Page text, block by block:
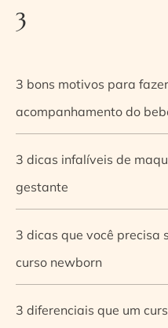
3
3 bons motivos para
acompanhamento do
3 dicas infalíveis de
gestante
3 dicas que você precisa
curso newborn
3 diferenciais que um